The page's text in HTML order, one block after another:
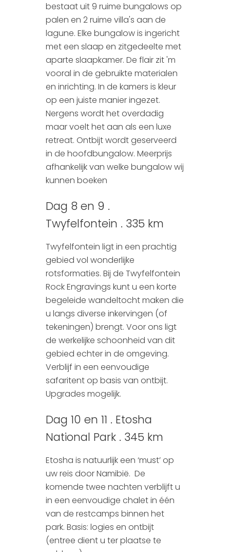
bestaat uit 9 ruime bungalows op
palen en 2 ruime villa's aan de
lagune. Elke bungalow is ingericht
met een slaap en zitgedeelte met
aparte slaapkamer. De flair zit 'm
vooral in de gebruikte materialen
en inrichting. In de kamers is kleur
op een juiste manier ingezet.
Nergens wordt het overdadig
maar voelt het aan als een luxe
retreat. Ontbijt wordt geserveerd
in de hoofdbungalow. Meerprijs
afhankelijk van welke bungalow wij
kunnen boeken
Dag 8 en 9 .
Twyfelfontein . 335 km
Twyfelfontein ligt in een prachtig
gebied vol wonderlijke
rotsformaties. Bij de Twyfelfontein
Rock Engravings kunt u een korte
begeleide wandeltocht maken die
u langs diverse inkervingen (of
tekeningen) brengt. Voor ons ligt
de werkelijke schoonheid van dit
gebied echter in de omgeving.
Verblijf in een eenvoudige
safaritent op basis van ontbijt.
Upgrades mogelijk.
Dag 10 en 11 . Etosha
National Park . 345 km
Etosha is natuurlijk een ‘must’ op
uw reis door Namibië. De
komende twee nachten verblijft u
in een eenvoudige chalet in één
van de restcamps binnen het
park. Basis: logies en ontbijt
(entree dient u ter plaatse te